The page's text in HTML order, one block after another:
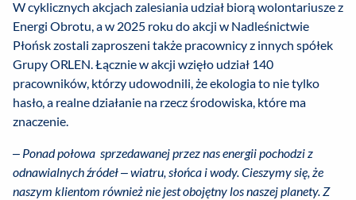
W cyklicznych akcjach zalesiania udział biorą wolontariusze z
Energi Obrotu, a w 2025 roku do akcji w Nadleśnictwie
Płońsk zostali zaproszeni także pracownicy z innych spółek
Grupy ORLEN. Łącznie w akcji wzięło udział 140
pracowników, którzy udowodnili, że ekologia to nie tylko
hasło, a realne działanie na rzecz środowiska, które ma
znaczenie.
– Ponad połowa sprzedawanej przez nas energii pochodzi z
odnawialnych źródeł – wiatru, słońca i wody. Cieszymy się, że
naszym klientom również nie jest obojętny los naszej planety. Z